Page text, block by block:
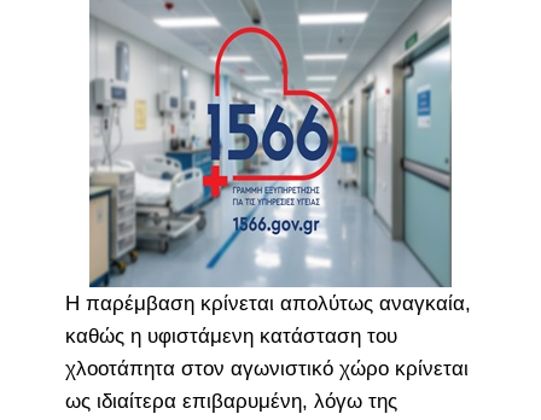
Η παρέμβαση κρίνεται απολύτως αναγκαία,
καθώς η υφιστάμενη κατάσταση του
χλοοτάπητα στον αγωνιστικό χώρο κρίνεται
ως ιδιαίτερα επιβαρυμένη, λόγω της